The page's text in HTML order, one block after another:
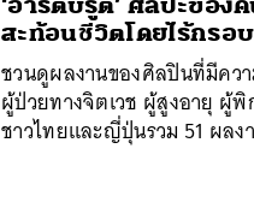
สะท้อนชีวิตโดยไร้กรอบ
ชวนดูผลงานของศิลปินที่มีคว
ผู้ป่วยทางจิตเวช ผู้สูงอายุ ผู้
ชาวไทยและญี่ปุ่นรวม 51 ผลง